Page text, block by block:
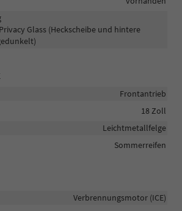
Glass (Heckscheibe und hintere
Frontantrieb
18 Zoll
Leichtmetallfelge
Sommerreifen
Verbrennungsmotor (ICE)